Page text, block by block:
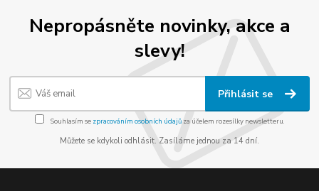
Nepropásněte novinky, akce a
slevy!
Přihlásit se
Souhlasím se zpracováním osobních údajůza účelem rozesílky newsletteru.
Můžete se kdykoli odhlásit. Zasíláme jednou za 14 dní.